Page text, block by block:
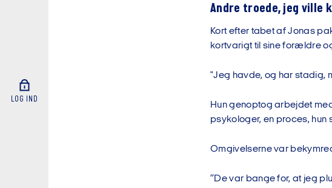
LOG IND
Andre troede, jeg ville
Kort efter tabet af Jonas
kortvarigt til sine forældre
"Jeg havde, og har stadig,
Hun genoptog arbejdet
psykologer, en proces, hun
Omgivelserne var
”De var bange for, at jeg